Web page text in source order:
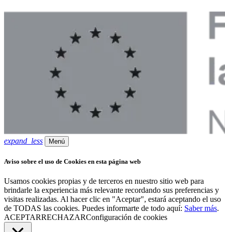
expand_less Menú
Aviso sobre el uso de Cookies en esta página web
Usamos cookies propias y de terceros en nuestro sitio web para
brindarle la experiencia más relevante recordando sus preferencias y
visitas realizadas. Al hacer clic en "Aceptar", estará aceptando el uso
de TODAS las cookies. Puedes informarte de todo aquí: Saber más.
ACEPTARRECHAZARConfiguración de cookies